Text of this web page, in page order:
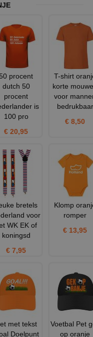
50 procent
dutch 50
procent
is
100 pro
€ 20,95
T-shirt
korte
voor
bedrukbaar
€ 8,50
bretels
voor
WK EK of
koningsd
€ 7,95
Klomp
romper
€ 13,95
met tekst
Doelpunt
Voetbal Pet
op oranje